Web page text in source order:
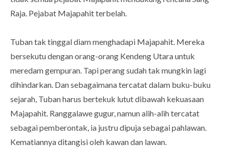
Raja. Pejabat Majapahit terbelah.
Tuban tak tinggal diam menghadapi Majapahit. Mereka
bersekutu dengan orang-orang Kendeng Utara untuk
meredam gempuran. Tapi perang sudah tak mungkin lagi
dihindarkan. Dan sebagaimana tercatat dalam buku-buku
sejarah, Tuban harus bertekuk lutut dibawah kekuasaan
Majapahit. Ranggalawe gugur, namun alih-alih tercatat
sebagai pemberontak, ia justru dipuja sebagai pahlawan.
Kematiannya ditangisi oleh kawan dan lawan.